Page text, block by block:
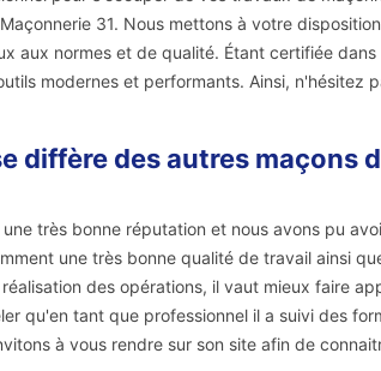
31. Nous mettons à votre
aux normes et de qualité. Étant certifiée
modernes et performants. Ainsi, n'hésitez
diffère des autres maçons
très bonne réputation et nous avons pu
une très bonne qualité de travail ainsi
des opérations, il vaut mieux faire
qu'en tant que professionnel il a suivi des
à vous rendre sur son site afin de